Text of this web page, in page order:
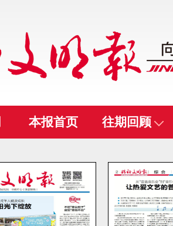
本报首页 往期回顾